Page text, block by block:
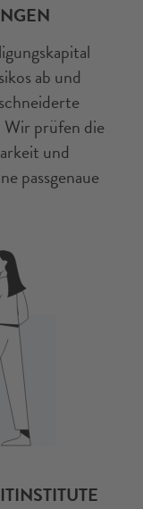
ab und
Wir prüfen die
und
passgenaue